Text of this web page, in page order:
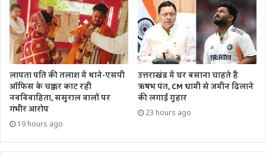
लापता पति की तलाश में थाने-एसपी
ऑफिस के चक्कर काट रही
नवविवाहिता, ससुराल वालों पर
गंभीर आरोप
19 hours ago
उत्तराखंड में घर बसाना चाहते हैं
ऋषभ पंत, CM धामी से जमीन दिलाने
की लगाई गुहार
23 hours ago